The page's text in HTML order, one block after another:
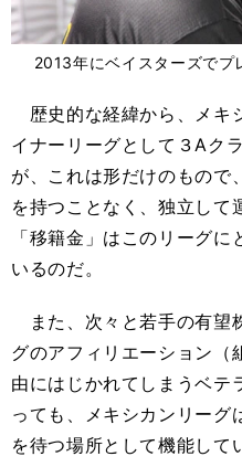
2013年にベイスターズでプ
歴史的な経緯から、メキ
イナーリーグとして３Aク
が、これは形だけのもので
を持つことなく、独立して
「移籍金」はこのリーグ
いるのだ。
また、次々と若手の有望
グのアフィリエーション（
由にはじかれてしまうベテ
っても、メキシカンリーグ
を待つ場所として機能して